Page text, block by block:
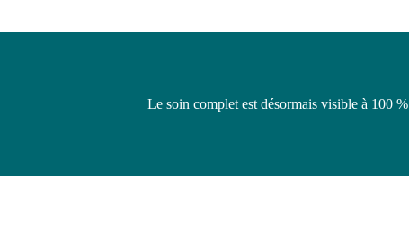
Le soin complet est désormais visible à 100 %